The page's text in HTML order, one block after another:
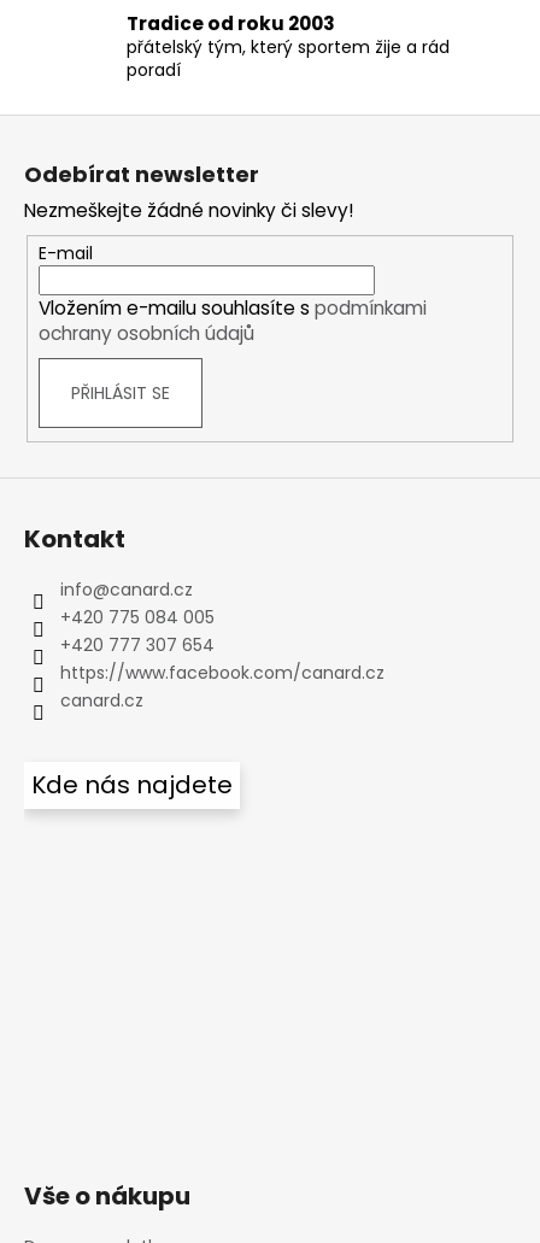
s
u
Tradice od roku 2003
přátelský tým, který sportem žije a rád
poradí
Odebírat newsletter
Nezmeškejte žádné novinky či slevy!
E-mail
Vložením e-mailu souhlasíte s podmínkami
ochrany osobních údajů
PŘIHLÁSIT SE
Kontakt
info@canard.cz
+420 775 084 005
+420 777 307 654
https://www.facebook.com/canard.cz
canard.cz
Kde nás najdete
Vše o nákupu